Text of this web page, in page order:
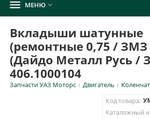
 МЕНЮ 
Вкладыши шатунные
(ремонтные 0,75 / ЗМЗ
(Дайдо Металл Русь /
406.1000104
Запчасти УАЗ Моторс / Двигатель /
Код товара:
Каталожный
Металл Русь / Заволжье) 406.1000104
E-mail для уведомления письмом
Номер телефона для SMS уведомления